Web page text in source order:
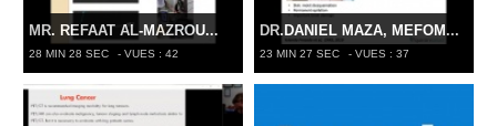
MR. REFAAT AL-MAZROU...
28 MIN 28 SEC - VUES : 42
DR.DANIEL MAZA, MEFOM...
23 MIN 27 SEC - VUES : 37